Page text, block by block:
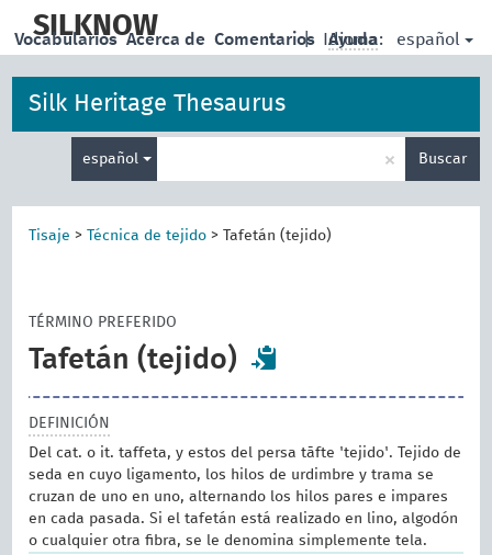
main
SILKNOW | Idioma: español
Vocabularios Acerca de Comentarios Ayuda
Silk Heritage Thesaurus
español × Buscar
Tisaje > Técnica de tejido > Tafetán (tejido)
TÉRMINO PREFERIDO
Tafetán (tejido)
DEFINICIÓN
Del cat. o it. taffeta, y estos del persa tāfte 'tejido'. Tejido de
seda en cuyo ligamento, los hilos de urdimbre y trama se
cruzan de uno en uno, alternando los hilos pares e impares
en cada pasada. Si el tafetán está realizado en lino, algodón
o cualquier otra fibra, se le denomina simplemente tela.